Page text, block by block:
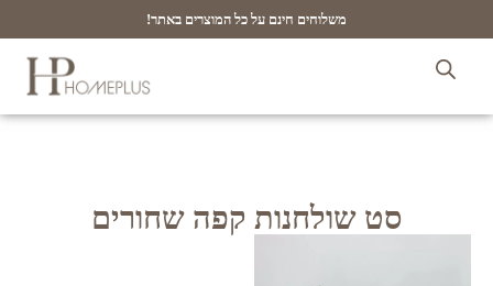
משלוחים חינם על כל המוצרים באתר!
סט שולחנות קפה שחורים